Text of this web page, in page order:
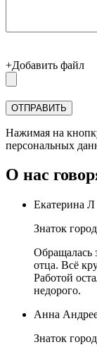
+Добавить файл
Нажимая на
персональных
О нас
Екатерина Л
Знаток
Обращалась
отца. Всё
Работой
недорого.
Анна
Знаток